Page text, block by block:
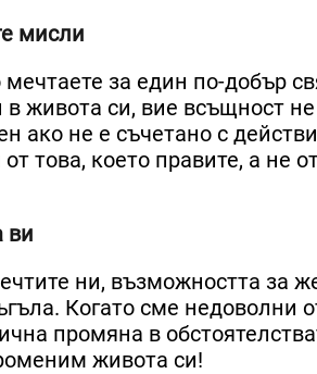
мисли
за един по-добър
в живота си, вие всъщност
не е съчетано с
това, което правите, а не
ви
ни, възможността за
Когато сме недоволни
промяна в
живота си!